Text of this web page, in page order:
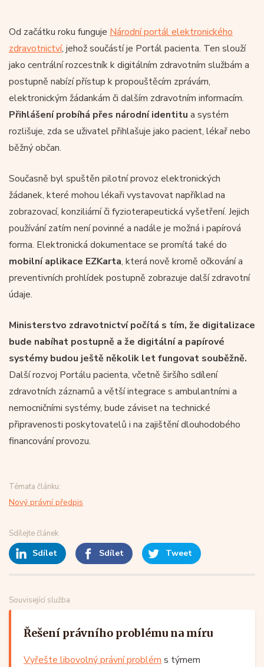
Od začátku roku funguje Národní portál elektronického
zdravotnictví, jehož součástí je Portál pacienta. Ten slouží
jako centrální rozcestník k digitálním zdravotním službám a
postupně nabízí přístup k propouštěcím zprávám,
elektronickým žádan­kám či dalším zdravotním informacím.
Přihlášení probíhá přes národní identitu a systém
rozlišuje, zda se uživatel přihlašuje jako pacient, lékař nebo
běžný občan.
Současně byl spuštěn pilotní provoz elektronických
žádanek, které mohou lékaři vystavovat například na
zobrazovací, konziliární či fyzioterapeutická vyšetření. Jejich
používání zatím není povinné a nadále je možná i papírová
forma. Elektronická dokumentace se promítá také do
mobilní aplikace EZKarta, která nově kromě očkování a
preventivních prohlídek postupně zobrazuje další zdravotní
údaje.
Ministerstvo zdravotnictví počítá s tím, že digitalizace
bude nabíhat postupně a že digitální a papírové
systémy budou ještě několik let fungovat souběžně.
Další rozvoj Portálu pacienta, včetně širšího sdílení
zdravotních záznamů a větší integrace s ambulantními a
nemocničními systémy, bude záviset na technické
připravenosti poskytovatelů i na zajištění dlouhodobého
financování provozu.
Témata článku:
Nový právní předpis
Sdílejte článek
Sdílet Sdílet Tweet
Související služba
Řešení právního problému na míru
Vyřešte libovolný právní problém s týmem